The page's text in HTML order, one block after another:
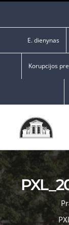
E. dienynas
Korupcijos